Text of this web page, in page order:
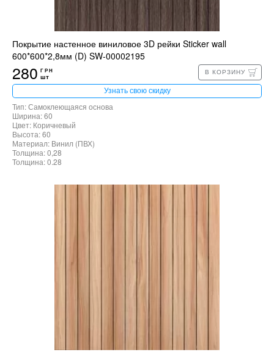
Покрытие настенное виниловое 3D рейки Sticker wall
600*600*2,8мм (D) SW-00002195
280 ГРН
шт
В КОРЗИНУ
Узнать свою скидку
Тип: Самоклеющаяся основа
Ширина: 60
Цвет: Коричневый
Высота: 60
Материал: Винил (ПВХ)
Толщина: 0,28
Толщина: 0.28